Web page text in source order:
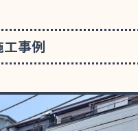
事例